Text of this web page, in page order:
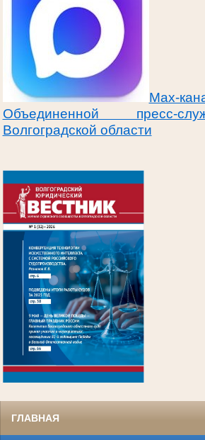
Max-
Объединенной пресс-
Волгоградской области
ГЛАВНАЯ